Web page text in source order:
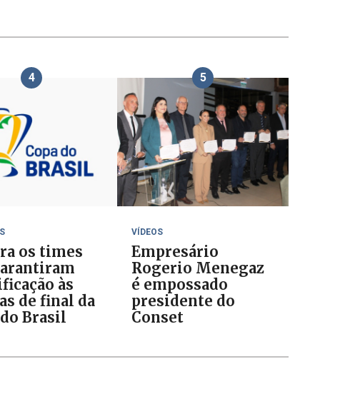
4
os times
às
de final da
Brasil
5
VÍDEOS
Empresário
Rogerio Menegaz
é empossado
presidente do
Conset